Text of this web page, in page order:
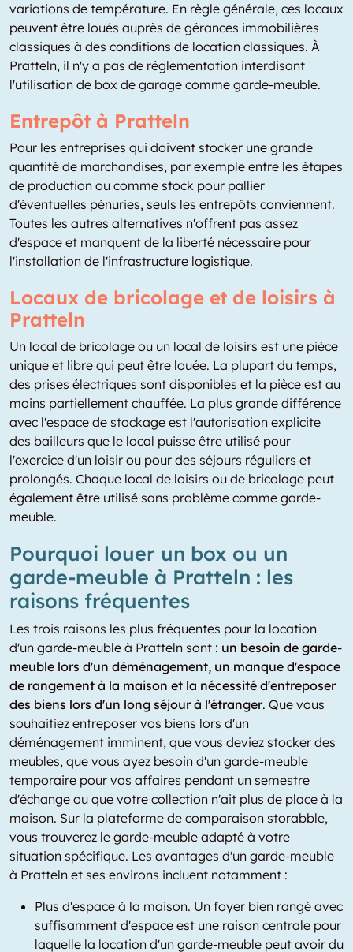
variations de température. En règle générale, ces locaux
peuvent être loués auprès de gérances immobilières
classiques à des conditions de location classiques. À
Pratteln, il n'y a pas de réglementation interdisant
l'utilisation de box de garage comme garde-meuble.
Entrepôt à Pratteln
Pour les entreprises qui doivent stocker une grande
quantité de marchandises, par exemple entre les étapes
de production ou comme stock pour pallier
d'éventuelles pénuries, seuls les entrepôts conviennent.
Toutes les autres alternatives n'offrent pas assez
d'espace et manquent de la liberté nécessaire pour
l'installation de l'infrastructure logistique.
Locaux de bricolage et de loisirs à
Pratteln
Un local de bricolage ou un local de loisirs est une pièce
unique et libre qui peut être louée. La plupart du temps,
des prises électriques sont disponibles et la pièce est au
moins partiellement chauffée. La plus grande différence
avec l'espace de stockage est l'autorisation explicite
des bailleurs que le local puisse être utilisé pour
l'exercice d'un loisir ou pour des séjours réguliers et
prolongés. Chaque local de loisirs ou de bricolage peut
également être utilisé sans problème comme garde-
meuble.
Pourquoi louer un box ou un
garde-meuble à Pratteln : les
raisons fréquentes
Les trois raisons les plus fréquentes pour la location
d'un garde-meuble à Pratteln sont : un besoin de garde-
meuble lors d'un déménagement, un manque d'espace
de rangement à la maison et la nécessité d'entreposer
des biens lors d'un long séjour à l'étranger. Que vous
souhaitiez entreposer vos biens lors d'un
déménagement imminent, que vous deviez stocker des
meubles, que vous ayez besoin d'un garde-meuble
temporaire pour vos affaires pendant un semestre
d'échange ou que votre collection n'ait plus de place à la
maison. Sur la plateforme de comparaison storabble,
vous trouverez le garde-meuble adapté à votre
situation spécifique. Les avantages d'un garde-meuble
à Pratteln et ses environs incluent notamment :
Plus d'espace à la maison. Un foyer bien rangé avec
suffisamment d'espace est une raison centrale pour
laquelle la location d'un garde-meuble peut avoir du